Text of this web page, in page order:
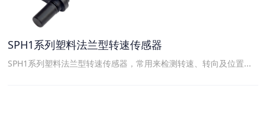
SPH1系列塑料法兰型转速传感器
SPH1系列塑料法兰型转速传感器，常用来检测转速、转向及位置...